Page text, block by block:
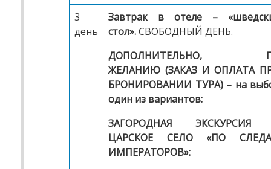
3
день
Завтрак в отеле –
стол».СВОБОДНЫЙ ДЕНЬ.
ДОПОЛНИТЕЛЬНО,
ЖЕЛАНИЮ (ЗАКАЗ И ОПЛАТА
БРОНИРОВАНИИ ТУРА) – на
один из вариантов:
ЗАГОРОДНАЯ ЭКСКУРСИЯ
ЦАРСКОЕ СЕЛО «ПО
ИМПЕРАТОРОВ»: